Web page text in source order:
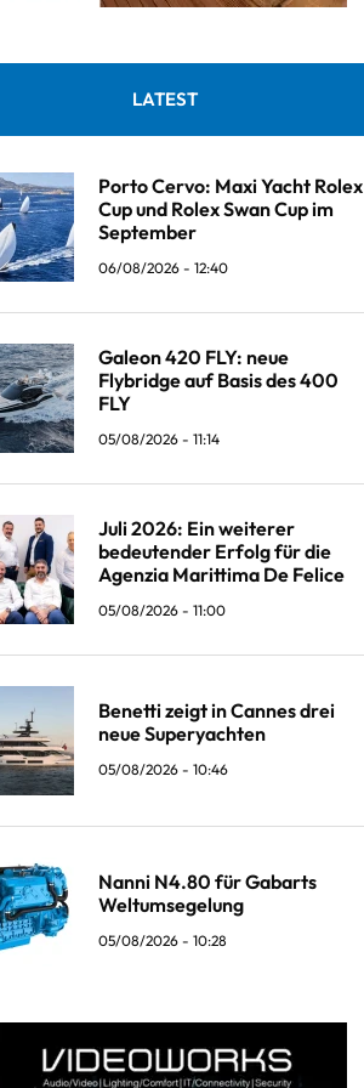
LATEST
Porto Cervo: Maxi Yacht Rolex
Cup und Rolex Swan Cup im
September
06/08/2026 - 12:40
Galeon 420 FLY: neue
Flybridge auf Basis des 400
FLY
05/08/2026 - 11:14
Juli 2026: Ein weiterer
bedeutender Erfolg für die
Agenzia Marittima De Felice
05/08/2026 - 11:00
Benetti zeigt in Cannes drei
neue Superyachten
05/08/2026 - 10:46
Nanni N4.80 für Gabarts
Weltumsegelung
05/08/2026 - 10:28